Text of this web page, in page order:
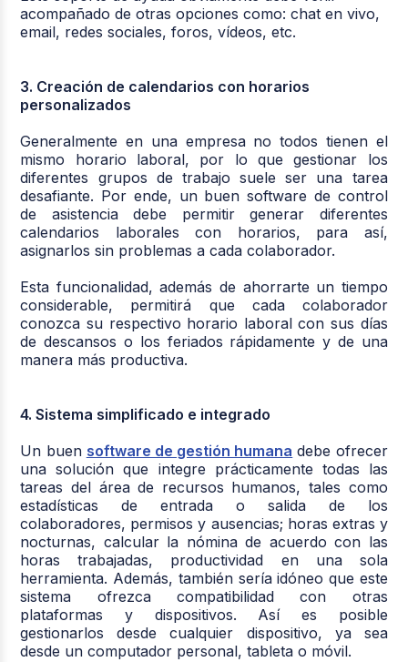
acompañado de otras opciones como: chat en vivo,
email, redes sociales, foros, vídeos, etc.
3. Creación de calendarios con horarios
personalizados
Generalmente en una empresa no todos tienen el
mismo horario laboral, por lo que gestionar los
diferentes grupos de trabajo suele ser una tarea
desafiante. Por ende, un buen software de control
de asistencia debe permitir generar diferentes
calendarios laborales con horarios, para así,
asignarlos sin problemas a cada colaborador.
Esta funcionalidad, además de ahorrarte un tiempo
considerable, permitirá que cada colaborador
conozca su respectivo horario laboral con sus días
de descansos o los feriados rápidamente y de una
manera más productiva.
4. Sistema simplificado e integrado
Un buen software de gestión humana debe ofrecer
una solución que integre prácticamente todas las
tareas del área de recursos humanos, tales como
estadísticas de entrada o salida de los
colaboradores, permisos y ausencias; horas extras y
nocturnas, calcular la nómina de acuerdo con las
horas trabajadas, productividad en una sola
herramienta. Además, también sería idóneo que este
sistema ofrezca compatibilidad con otras
plataformas y dispositivos. Así es posible
gestionarlos desde cualquier dispositivo, ya sea
desde un computador personal, tableta o móvil.